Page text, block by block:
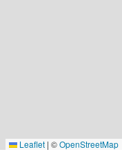
Leaflet | ©OpenStreetMap